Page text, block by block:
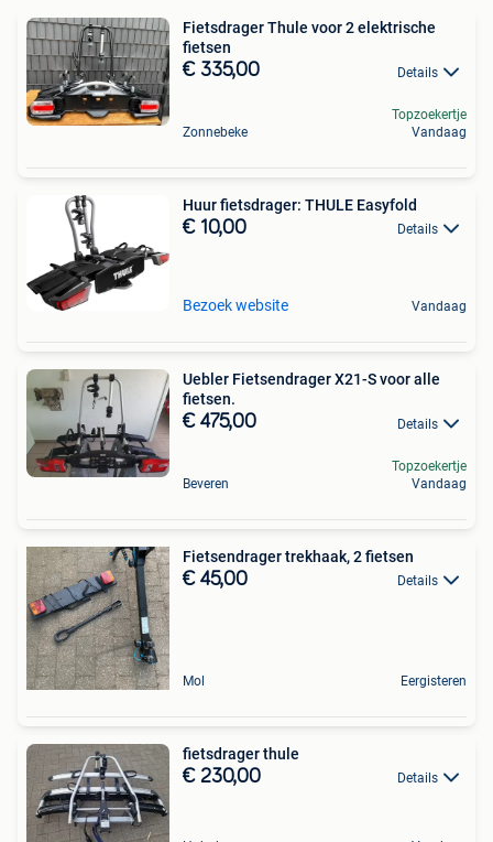
Fietsdrager Thule voor 2 elektrische
fietsen
€ 335,00 Details
Zonnebeke
Topzoekertje
Vandaag
Huur fietsdrager: THULE Easyfold
€ 10,00 Details
Bezoek website Vandaag
Uebler Fietsendrager X21-S voor alle
fietsen.
€ 475,00 Details
Beveren
Topzoekertje
Vandaag
Fietsendrager trekhaak, 2 fietsen
€ 45,00 Details
Mol Eergisteren
fietsdrager thule
€ 230,00 Details